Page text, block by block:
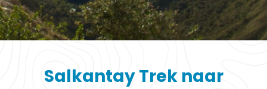
Salkantay Trek naar